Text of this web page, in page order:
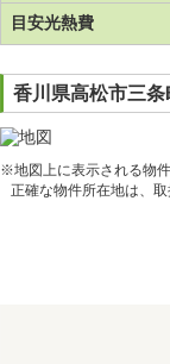
目安光熱費
香川県高松市三
※地図上に表示される物
正確な物件所在地は、取